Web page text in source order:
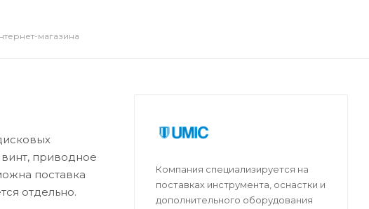
магазина
приводное
поставка
отдельно.
Компания специализируется на
поставках инструмента, оснастки и
дополнительного оборудования